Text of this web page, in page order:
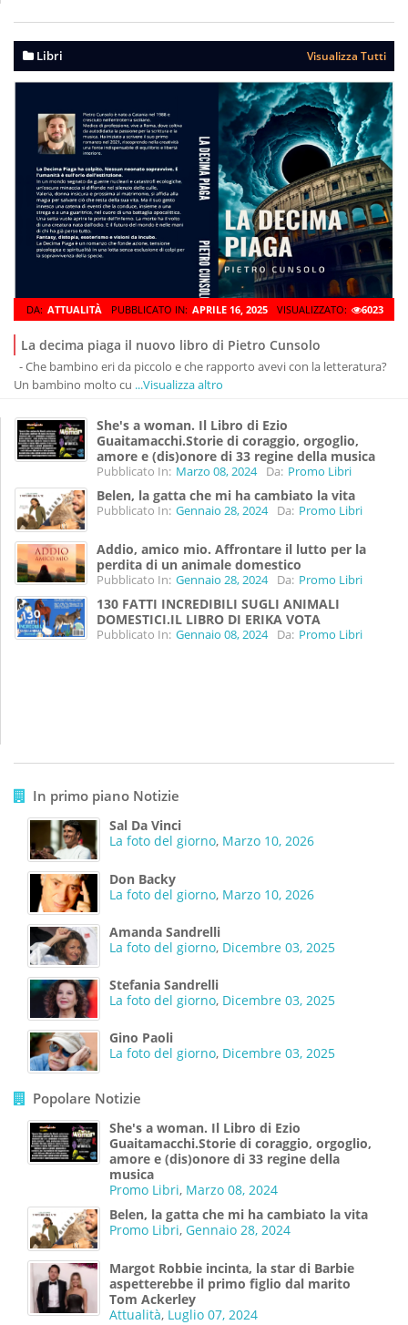
Pubblicato In: Agosto 07, 2025 Da: Girovagando
Libri Visualizza Tutti
DA: ATTUALITÀ PUBBLICATO IN: APRILE 16, 2025 VISUALIZZATO: 6023
La decima piaga il nuovo libro di Pietro Cunsolo
- Che bambino eri da piccolo e che rapporto avevi con la letteratura?
Un bambino molto cu ...Visualizza altro
She's a woman. Il Libro di Ezio
Guaitamacchi.Storie di coraggio, orgoglio,
amore e (dis)onore di 33 regine della musica
Pubblicato In: Marzo 08, 2024 Da: Promo Libri
Belen, la gatta che mi ha cambiato la vita
Pubblicato In: Gennaio 28, 2024 Da: Promo Libri
Addio, amico mio. Affrontare il lutto per la
perdita di un animale domestico
Pubblicato In: Gennaio 28, 2024 Da: Promo Libri
130 FATTI INCREDIBILI SUGLI ANIMALI
DOMESTICI.IL LIBRO DI ERIKA VOTA
Pubblicato In: Gennaio 08, 2024 Da: Promo Libri
In primo piano Notizie
Sal Da Vinci
La foto del giorno, Marzo 10, 2026
Don Backy
La foto del giorno, Marzo 10, 2026
Amanda Sandrelli
La foto del giorno, Dicembre 03, 2025
Stefania Sandrelli
La foto del giorno, Dicembre 03, 2025
Gino Paoli
La foto del giorno, Dicembre 03, 2025
Popolare Notizie
She's a woman. Il Libro di Ezio
Guaitamacchi.Storie di coraggio, orgoglio,
amore e (dis)onore di 33 regine della
musica
Promo Libri, Marzo 08, 2024
Belen, la gatta che mi ha cambiato la vita
Promo Libri, Gennaio 28, 2024
Margot Robbie incinta, la star di Barbie
aspetterebbe il primo figlio dal marito
Tom Ackerley
Attualità, Luglio 07, 2024